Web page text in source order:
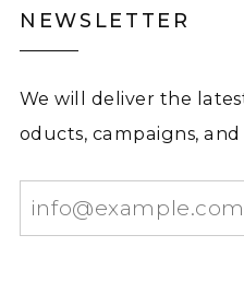
NEWSLETTER
We will deliver the
oducts, campaigns, and